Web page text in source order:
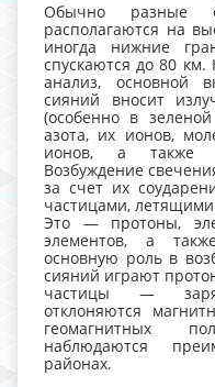
Обычно разные
располагаются на
иногда нижние
спускаются до 80 км.
анализ, основной
сияний вносит
(особенно в
азота, их ионов,
ионов, а также
Возбуждение
за счет их
частицами,
Это — протоны,
элементов, а
основную роль в
сияний играют
частицы —
отклоняются
геомагнитных
наблюдаются
районах.